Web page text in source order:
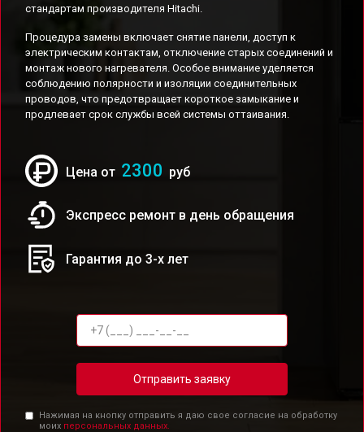
стандартам производителя Hitachi.
Процедура замены включает снятие панели, доступ к
электрическим контактам, отключение старых соединений и
монтаж нового нагревателя. Особое внимание уделяется
соблюдению полярности и изоляции соединительных
проводов, что предотвращает короткое замыкание и
продлевает срок службы всей системы оттаивания.
Цена от 2300 руб
Экспресс ремонт в день обращения
Гарантия до 3-х лет
Отправить заявку
Нажимая на кнопку отправить я даю свое согласие на обработку
моих персональных данных.